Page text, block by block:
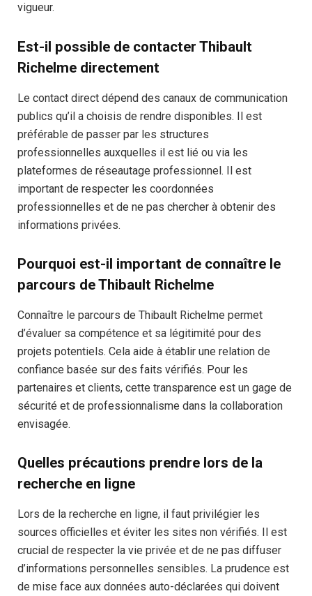
vigueur.
Est-il possible de contacter Thibault
Richelme directement
Le contact direct dépend des canaux de communication
publics qu’il a choisis de rendre disponibles. Il est
préférable de passer par les structures
professionnelles auxquelles il est lié ou via les
plateformes de réseautage professionnel. Il est
important de respecter les coordonnées
professionnelles et de ne pas chercher à obtenir des
informations privées.
Pourquoi est-il important de connaître le
parcours de Thibault Richelme
Connaître le parcours de Thibault Richelme permet
d’évaluer sa compétence et sa légitimité pour des
projets potentiels. Cela aide à établir une relation de
confiance basée sur des faits vérifiés. Pour les
partenaires et clients, cette transparence est un gage de
sécurité et de professionnalisme dans la collaboration
envisagée.
Quelles précautions prendre lors de la
recherche en ligne
Lors de la recherche en ligne, il faut privilégier les
sources officielles et éviter les sites non vérifiés. Il est
crucial de respecter la vie privée et de ne pas diffuser
d’informations personnelles sensibles. La prudence est
de mise face aux données auto-déclarées qui doivent